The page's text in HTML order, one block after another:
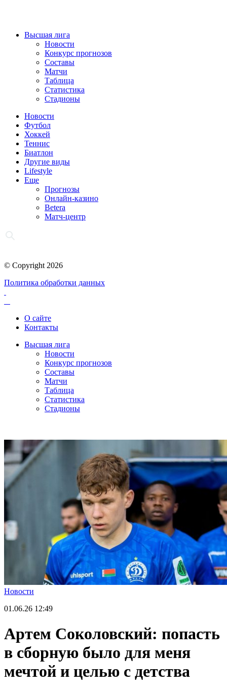
Высшая лига
Новости
Конкурс прогнозов
Составы
Матчи
Таблица
Статистика
Стадионы
Новости
Футбол
Хоккей
Теннис
Биатлон
Другие виды
Lifestyle
Еще
Прогнозы
Онлайн-казино
Betera
Матч-центр
© Copyright 2026
Политика обработки данных
О сайте
Контакты
Высшая лига
Новости
Конкурс прогнозов
Составы
Матчи
Таблица
Статистика
Стадионы
Новости
01.06.26 12:49
Артем Соколовский: попасть
в сборную было для меня
мечтой и целью с детства